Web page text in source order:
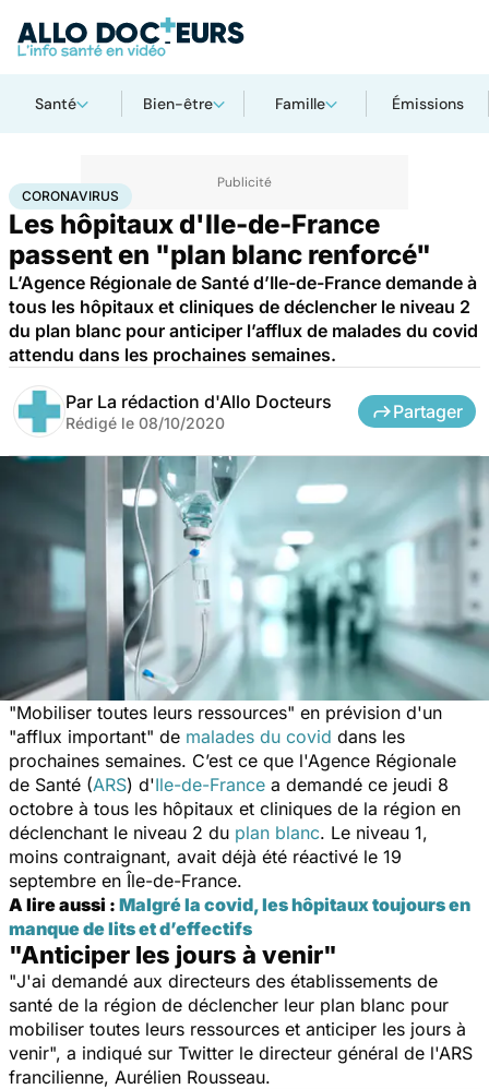
Santé Bien-être Famille Émissions
AccueilSantéSociété Coronavirus
CORONAVIRUS
Les hôpitaux d'Ile-de-France
passent en "plan blanc renforcé"
L’Agence Régionale de Santé d’Ile-de-France demande à
tous les hôpitaux et cliniques de déclencher le niveau 2
du plan blanc pour anticiper l’afflux de malades du covid
attendu dans les prochaines semaines.
Par La rédaction d'Allo Docteurs
Rédigé le 08/10/2020
Partager
"Mobiliser toutes leurs ressources" en prévision d'un
"afflux important" de malades du covid dans les
prochaines semaines. C’est ce que l'Agence Régionale
de Santé (ARS) d'Ile-de-France a demandé ce jeudi 8
octobre à tous les hôpitaux et cliniques de la région en
déclenchant le niveau 2 du plan blanc. Le niveau 1,
moins contraignant, avait déjà été réactivé le 19
septembre en Île-de-France.
A lire aussi : Malgré la covid, les hôpitaux toujours en
manque de lits et d’effectifs
"Anticiper les jours à venir"
"J'ai demandé aux directeurs des établissements de
santé de la région de déclencher leur plan blanc pour
mobiliser toutes leurs ressources et anticiper les jours à
venir", a indiqué sur Twitter le directeur général de l'ARS
francilienne, Aurélien Rousseau.